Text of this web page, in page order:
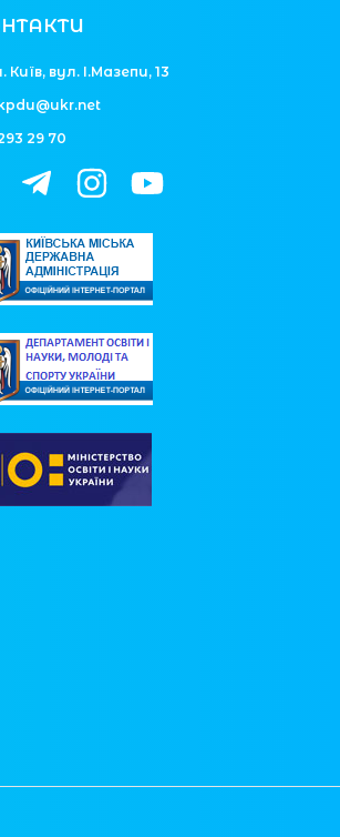
Київ, вул. І.Мазепи, 13
kpdu@ukr.net
29 70